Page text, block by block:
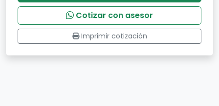
Cotizar con asesor
Imprimir cotización